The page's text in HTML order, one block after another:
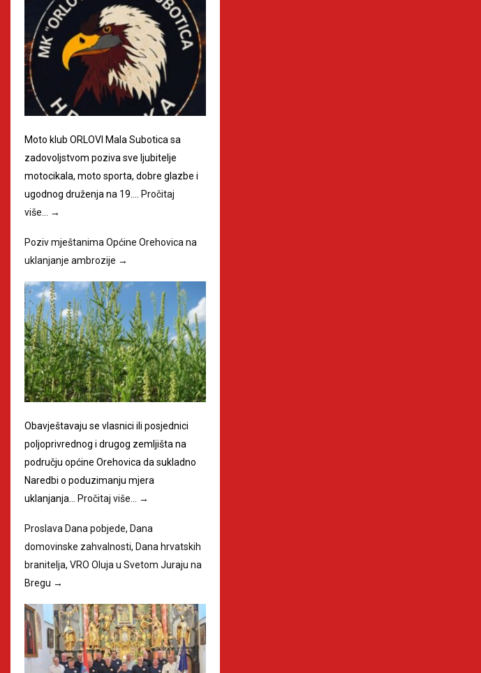
Moto klub ORLOVI Mala Subotica sa
zadovoljstvom poziva sve ljubitelje
motocikala, moto sporta, dobre glazbe i
ugodnog druženja na 19.… Pročitaj
više… →
Poziv mještanima Općine Orehovica na
uklanjanje ambrozije →
Obavještavaju se vlasnici ili posjednici
poljoprivrednog i drugog zemljišta na
području općine Orehovica da sukladno
Naredbi o poduzimanju mjera
uklanjanja…
Pročitaj više… →
Proslava Dana pobjede, Dana
domovinske zahvalnosti, Dana hrvatskih
branitelja, VRO Oluja u Svetom Juraju na
Bregu →